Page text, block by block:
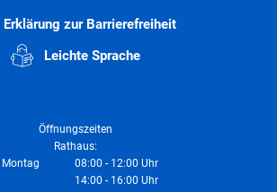
Erklärung zur Barrierefreiheit
Leichte Sprache
Öffnungszeiten
Rathaus:
Montag
08:00 - 12:00 Uhr
Von 08:00 bis 12:00 Uhr
14:00 - 16:00 Uhr